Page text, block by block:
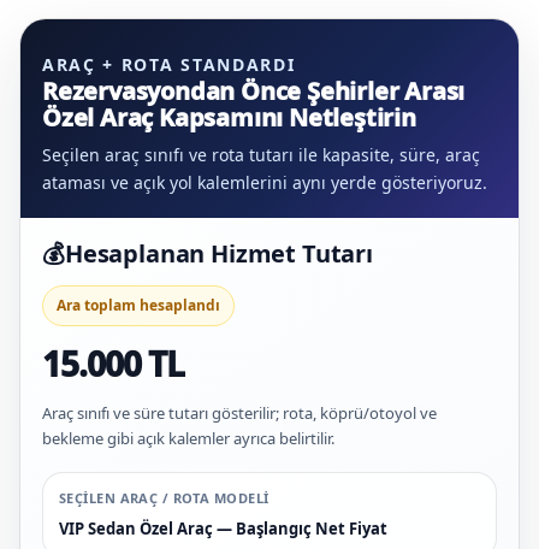
ARAÇ + ROTA STANDARDI
Rezervasyondan Önce Şehirler Arası
Özel Araç Kapsamını Netleştirin
Seçilen araç sınıfı ve rota tutarı ile kapasite, süre, araç
ataması ve açık yol kalemlerini aynı yerde gösteriyoruz.
💰Hesaplanan Hizmet Tutarı
Ara toplam hesaplandı
15.000 TL
Araç sınıfı ve süre tutarı gösterilir; rota, köprü/otoyol ve
bekleme gibi açık kalemler ayrıca belirtilir.
SEÇILEN ARAÇ / ROTA MODELI
VIP Sedan Özel Araç — Başlangıç Net Fiyat